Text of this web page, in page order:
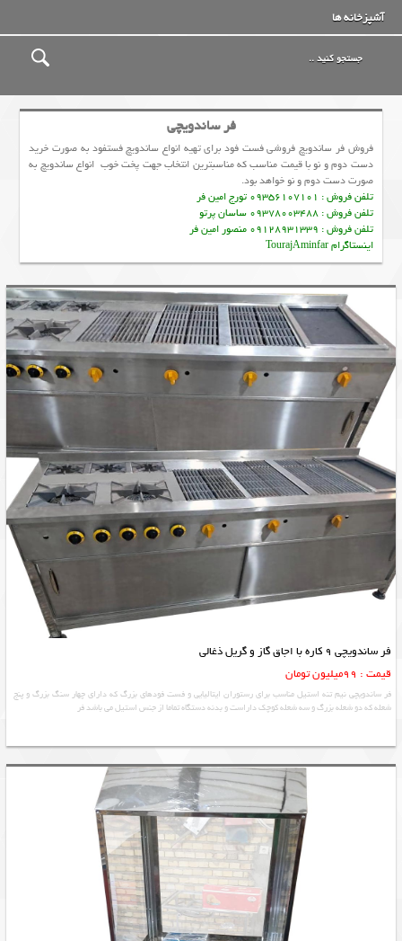
آشپزخانه ها
فر ساندویچی
فروش فر ساندویچ فروشی فست فود برای تهیه انواع ساندویچ فستفود به صورت خرید
دست دوم و نو با قیمت مناسب که مناسبترین انتخاب جهت پخت خوب انواع ساندویچ به
صورت دست دوم و نو خواهد بود.
تلفن فروش : 09356107101 تورج امین فر
تلفن فروش : 09378003488 ساسان پرتو
تلفن فروش : 09128931339 منصور امین فر
اینستاگرام TourajAminfar
فر ساندویچی 9 کاره با اجاق گاز و گریل ذغالی
قیمت : 99میلیون تومان
فر ساندویچی نیم تنه استیل مناسب برای رستوران ایتالیایی و فست فودهای بزرگ که دارای چهار سنگ بزرگ و پنج
شعله که دو شعله بزرگ و سه شعله کوچک داراست و بدنه دستگاه تماما از جنس استیل می باشد فر